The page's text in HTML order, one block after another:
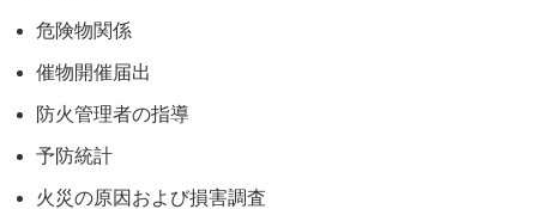
危険物関係
催物開催届出
防火管理者の指導
予防統計
火災の原因および損害調査